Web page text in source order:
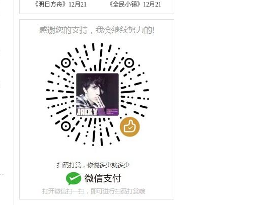
《明日方舟》12月21 《全民小镇》12月21